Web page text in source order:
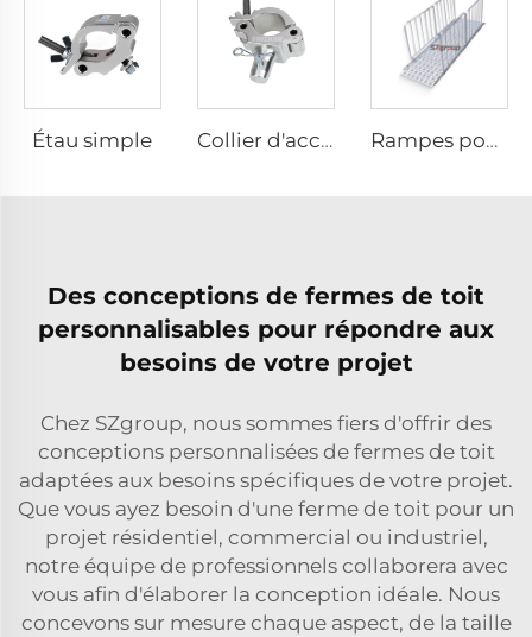
Étau simple Collier d'accouplement Rampes pour fauteuils roulants et scooters
Des conceptions de fermes de toit
personnalisables pour répondre aux
besoins de votre projet
Chez SZgroup, nous sommes fiers d'offrir des
conceptions personnalisées de fermes de toit
adaptées aux besoins spécifiques de votre projet.
Que vous ayez besoin d'une ferme de toit pour un
projet résidentiel, commercial ou industriel,
notre équipe de professionnels collaborera avec
vous afin d'élaborer la conception idéale. Nous
concevons sur mesure chaque aspect, de la taille